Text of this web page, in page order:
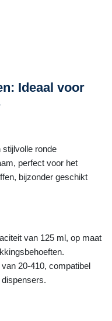
Ideaal voor
ronde
perfect voor het
bijzonder geschikt
van 125 ml, op maat
20-410, compatibel